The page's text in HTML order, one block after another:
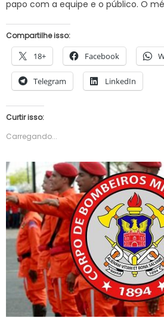
papo com a equipe e o público. O
Compartilhe isso:
18+ Facebook
Telegram LinkedIn
Curtir isso:
Carregando...